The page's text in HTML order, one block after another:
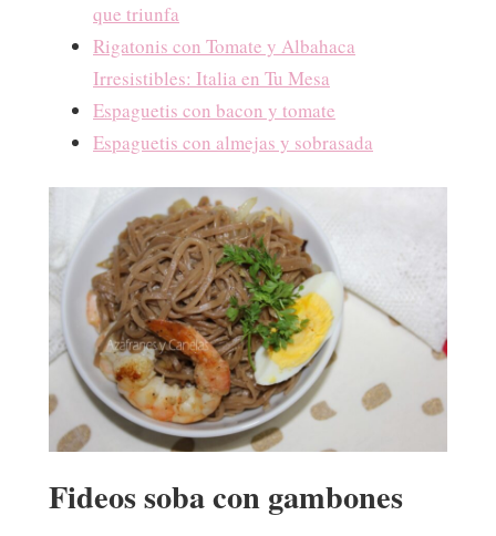
que triunfa
Rigatonis con Tomate y Albahaca
Irresistibles: Italia en Tu Mesa
Espaguetis con bacon y tomate
Espaguetis con almejas y sobrasada
Fideos soba con gambones